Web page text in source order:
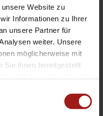
Website zu
Informationen zu Ihrer
unsere Partner für
weiter. Unsere
möglicherweise mit
Sie ihnen bereitgestellt
Dortmund Sölde
Kirchhörde
Dortmund Dorstfeld